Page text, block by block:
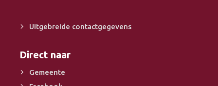
Uitgebreide contactgegevens
Direct naar
Gemeente